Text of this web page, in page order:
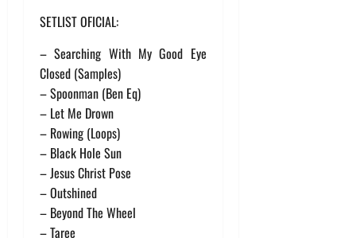
SETLIST OFICIAL:
– Searching With My Good Eye
Closed (Samples)
– Spoonman (Ben Eq)
– Let Me Drown
– Rowing (Loops)
– Black Hole Sun
– Jesus Christ Pose
– Outshined
– Beyond The Wheel
– Taree